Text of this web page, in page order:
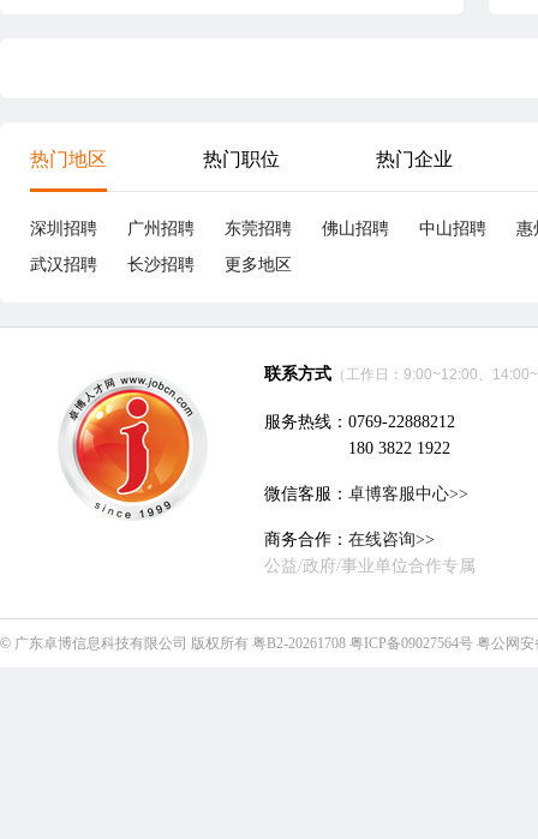
热门地区 热门职位 热门企业
深圳招聘 广州招聘 东莞招聘 佛山招聘 中山招聘
惠
武汉招聘
长沙招聘 更多地区
联系方式 （工作日：9:00~12:00、
服务热线：0769-22888212
180 3822 1922
微信客服： 卓博客服中心>>
商务合作： 在线咨询>>
公益/政府/事业单位合作专属
© 广东卓博信息科技有限公司 版权所有 粤B2-20261708 粤ICP备09027564号 粤公网安